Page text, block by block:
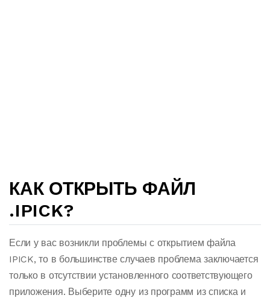
КАК ОТКРЫТЬ ФАЙЛ
.IPICK?
Если у вас возникли проблемы с открытием файла
IPICK, то в большинстве случаев проблема заключается
только в отсутствии установленного соответствующего
приложения. Выберите одну из программ из списка и